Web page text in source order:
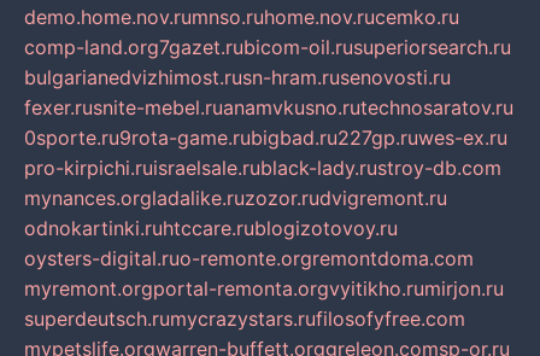
demo.home.nov.rumnso.ruhome.nov.rucemko.ru
comp-land.org7gazet.rubicom-oil.rusuperiorsearch.ru
bulgarianedvizhimost.rusn-hram.rusenovosti.ru
fexer.rusnite-mebel.ruanamvkusno.rutechnosaratov.ru
0sporte.ru9rota-game.rubigbad.ru227gp.ruwes-ex.ru
pro-kirpichi.ruisraelsale.rublack-lady.rustroy-db.com
mynances.orgladalike.ruzozor.rudvigremont.ru
odnokartinki.ruhtccare.rublogizotovoy.ru
oysters-digital.ruo-remonte.orgremontdoma.com
myremont.orgportal-remonta.orgvyitikho.rumirjon.ru
superdeutsch.rumycrazystars.rufilosofyfree.com
mypetslife.orgwarren-buffett.orggreleon.comsp-or.ru